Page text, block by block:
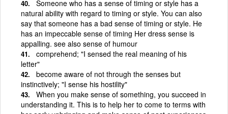
Someone who has a sense of timing or style has a
natural ability with regard to timing or style. You can also
say that someone has a bad sense of timing or style. He
has an impeccable sense of timing Her dress sense is
appalling. see also sense of humour
comprehend; "I sensed the real meaning of his
letter"
become aware of not through the senses but
instinctively; "I sense his hostility"
When you make sense of something, you succeed in
understanding it. This is to help her to come to terms with